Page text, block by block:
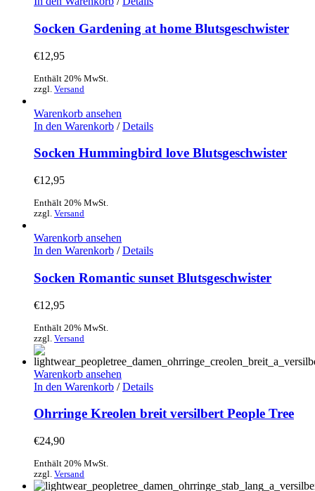
Socken Gardening at home Blutsgeschwister
€12,95
Enthält 20% MwSt.
zzgl. Versand
Warenkorb ansehen
In den Warenkorb / Details
Socken Hummingbird love Blutsgeschwister
€12,95
Enthält 20% MwSt.
zzgl. Versand
Warenkorb ansehen
In den Warenkorb / Details
Socken Romantic sunset Blutsgeschwister
€12,95
Enthält 20% MwSt.
zzgl. Versand
Warenkorb ansehen
In den Warenkorb / Details
Ohrringe Kreolen breit versilbert People Tree
€24,90
Enthält 20% MwSt.
zzgl. Versand